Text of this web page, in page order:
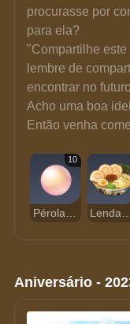
procurasse por
para ela?
"Compartilhe
lembre de
encontrar no
Acho uma boa
Então venha
10
Aniversário -